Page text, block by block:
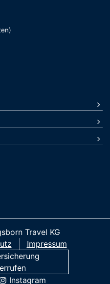
Travel KG
Impressum
Instagram